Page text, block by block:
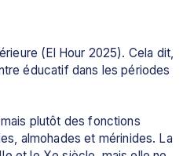
(El Hour 2025). Cela dit,
éducatif dans les périodes
plutôt des fonctions
almohades et mérinides. La